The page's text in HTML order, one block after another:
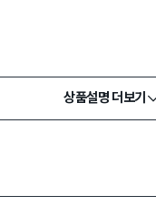
상품설명 더보기